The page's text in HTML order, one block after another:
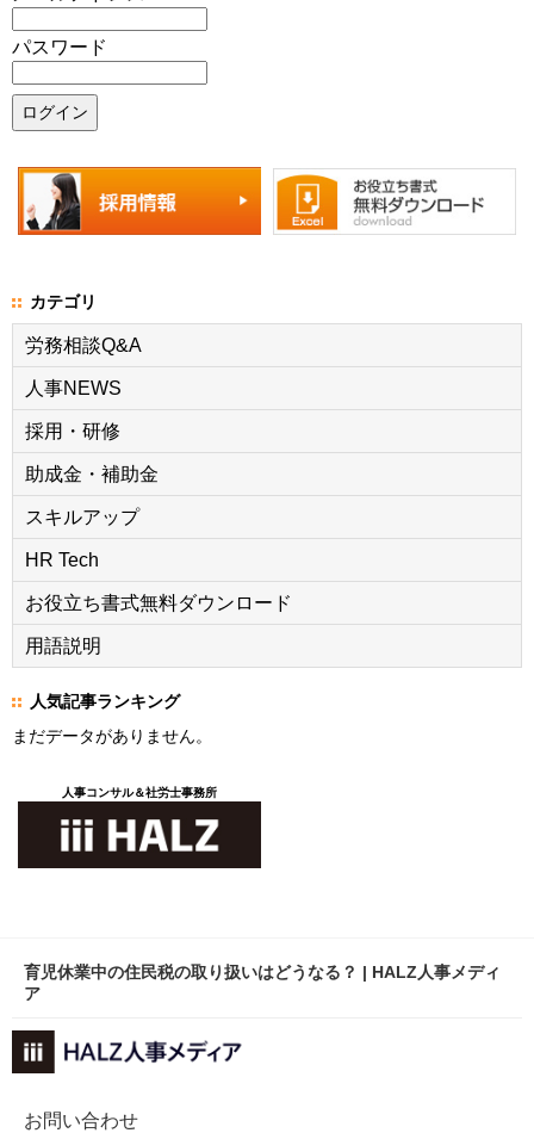
パスワード
カテゴリ
労務相談Q&A
人事NEWS
採用・研修
助成金・補助金
スキルアップ
HR Tech
お役立ち書式無料ダウンロード
用語説明
人気記事ランキング
まだデータがありません。
人事コンサル＆社労士事務所
育児休業中の住民税の取り扱いはどうなる？ | HALZ人事メディ
ア
お問い合わせ